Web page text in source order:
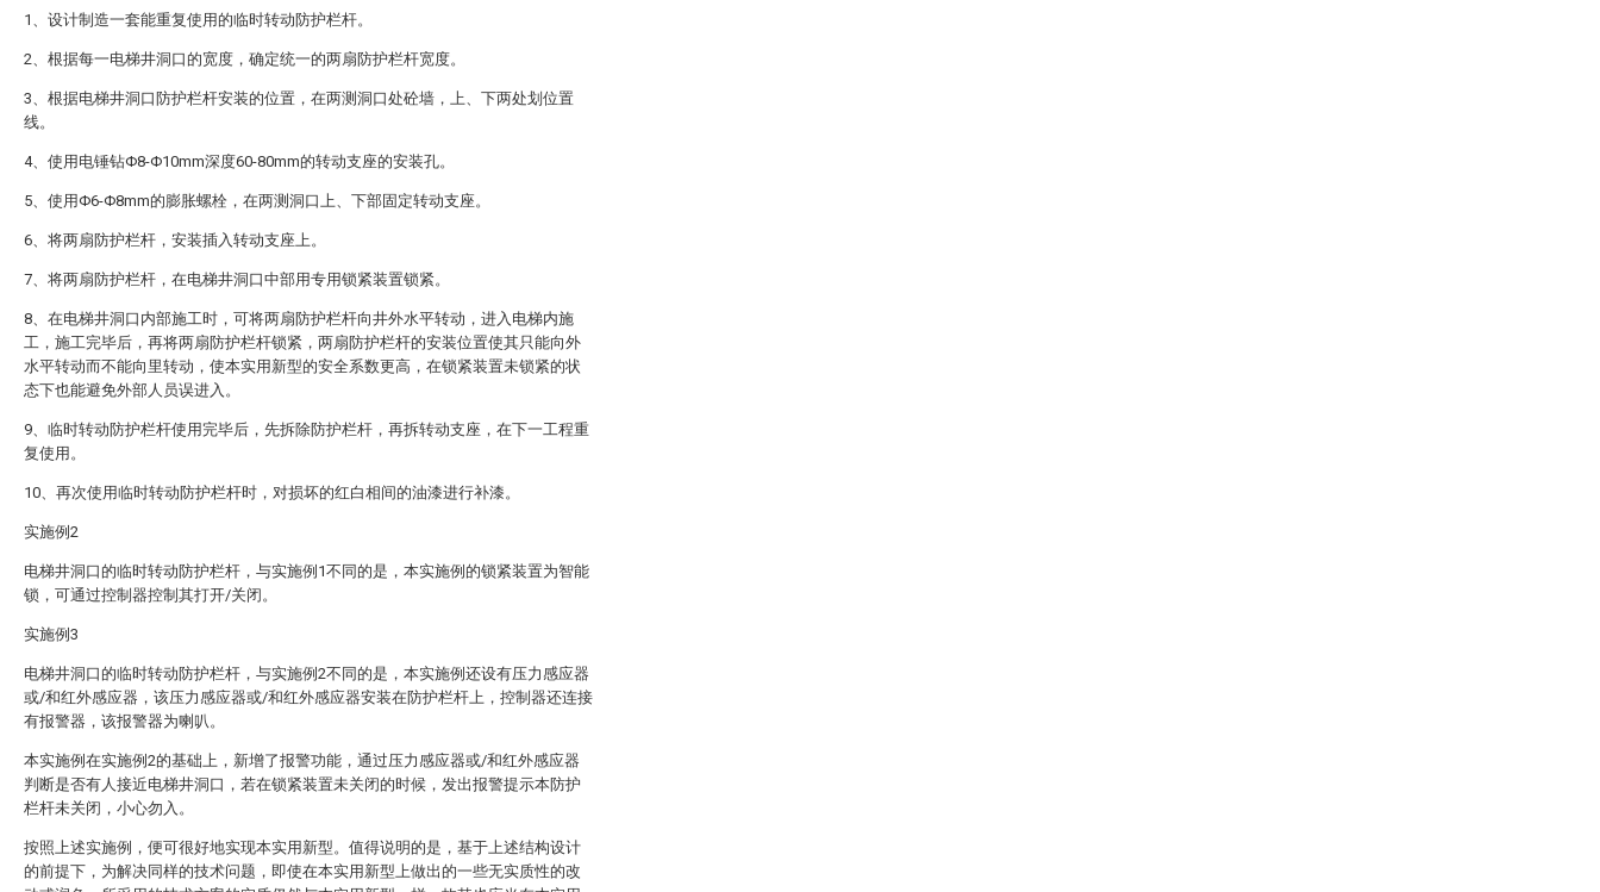
1、设计制造一套能重复使用的临时转动防护栏杆。
2、根据每一电梯井洞口的宽度，确定统一的两扇防护栏杆宽度。
3、根据电梯井洞口防护栏杆安装的位置，在两测洞口处砼墙，上、下两处划位置
线。
4、使用电锤钻Φ8-Φ10mm深度60-80mm的转动支座的安装孔。
5、使用Φ6-Φ8mm的膨胀螺栓，在两测洞口上、下部固定转动支座。
6、将两扇防护栏杆，安装插入转动支座上。
7、将两扇防护栏杆，在电梯井洞口中部用专用锁紧装置锁紧。
8、在电梯井洞口内部施工时，可将两扇防护栏杆向井外水平转动，进入电梯内施
工，施工完毕后，再将两扇防护栏杆锁紧，两扇防护栏杆的安装位置使其只能向外
水平转动而不能向里转动，使本实用新型的安全系数更高，在锁紧装置未锁紧的状
态下也能避免外部人员误进入。
9、临时转动防护栏杆使用完毕后，先拆除防护栏杆，再拆转动支座，在下一工程重
复使用。
10、再次使用临时转动防护栏杆时，对损坏的红白相间的油漆进行补漆。
实施例2
电梯井洞口的临时转动防护栏杆，与实施例1不同的是，本实施例的锁紧装置为智能
锁，可通过控制器控制其打开/关闭。
实施例3
电梯井洞口的临时转动防护栏杆，与实施例2不同的是，本实施例还设有压力感应器
或/和红外感应器，该压力感应器或/和红外感应器安装在防护栏杆上，控制器还连接
有报警器，该报警器为喇叭。
本实施例在实施例2的基础上，新增了报警功能，通过压力感应器或/和红外感应器
判断是否有人接近电梯井洞口，若在锁紧装置未关闭的时候，发出报警提示本防护
栏杆未关闭，小心勿入。
按照上述实施例，便可很好地实现本实用新型。值得说明的是，基于上述结构设计
的前提下，为解决同样的技术问题，即使在本实用新型上做出的一些无实质性的改